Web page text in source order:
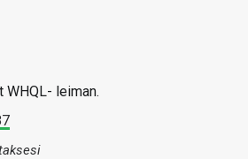
WHQL- leiman.